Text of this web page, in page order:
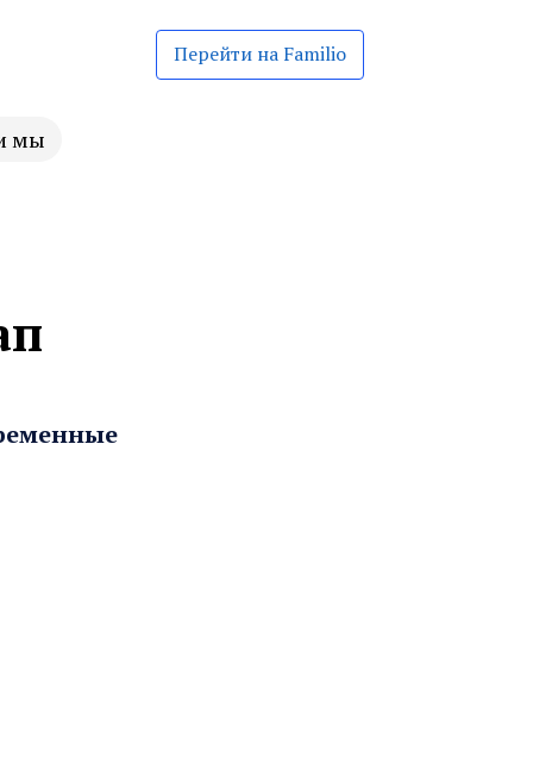
Перейти на Familio
мы